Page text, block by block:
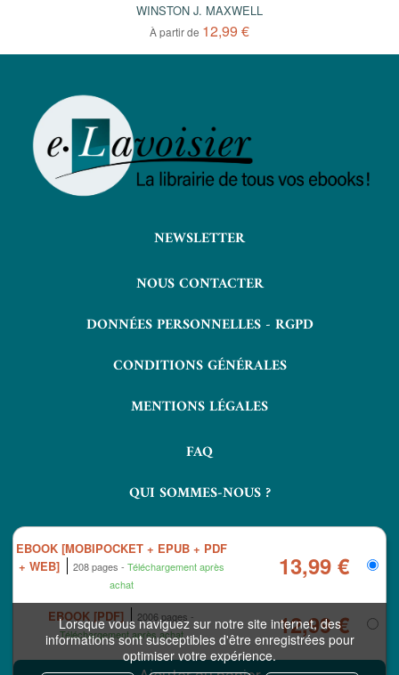
Lorsque vous naviguez sur notre site internet, des
informations sont susceptibles d'être enregistrées pour
optimiser votre expérience.
EBOOK [MOBIPOCKET + EPUB + PDF
+ WEB]
208 pages
Téléchargement après
achat
13,99 €
EBOOK [PDF]
2006 pages
Téléchargement après achat
12,99 €
WINSTON J. MAXWELL
À partir de 12,99 €
NEWSLETTER
NOUS CONTACTER
DONNÉES PERSONNELLES - RGPD
CONDITIONS GÉNÉRALES
MENTIONS LÉGALES
FAQ
QUI SOMMES-NOUS ?
RETOURS ET COMMANDES
COPYRIGHT © 2026 LAVOISIER ET NUXOS PUBLISHING TECHNOLOGIES.